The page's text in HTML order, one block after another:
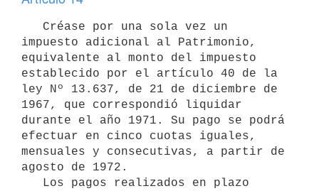
impuesto adicional al Patrimonio,
equivalente al monto del impuesto
establecido por el artículo 40 de la
ley Nº 13.637, de 21 de diciembre de
1967, que correspondió liquidar
durante el año 1971. Su pago se podrá
efectuar en cinco cuotas iguales,
mensuales y consecutivas, a partir de
agosto de 1972.